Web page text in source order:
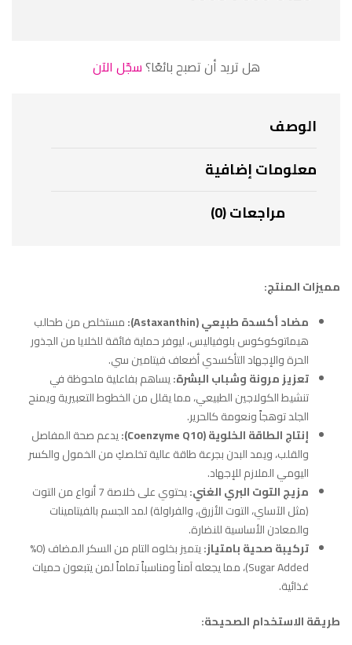
هل تريد أن تصبح بائعًا؟سجّل الآن
الوصف
معلومات إضافية
مراجعات (0)
مميزات المنتج:
مضاد أكسدة طبيعي (Astaxanthin
):مستخلص من طحالب
هيماتوكوكوس بلوفياليس، ليوفر حماية فائقة للخلايا من الجذور
الحرة والإجهاد التأكسدي أضعاف فيتامين سي.
تعزيز مرونة وشباب البشرة:يساهم بفاعلية ملحوظة في
تنشيط الكولاجين الطبيعي، مما يقلل من الخطوط التعبيرية ويمنح
الجلد توهجاً ونعومة كالحرير.
إنتاج الطاقة الخلوية (Coenzyme Q10
):يدعم صحة المفاصل
والقلب، ويمد البدن بجرعة طاقة عالية تخلصكِ من الخمول والكسر
اليومي الملازم للإجهاد.
مزيج التوت البري الغني:
يحتوي على خلاصة 7 أنواع من التوت
(مثل الآساي، التوت الأزرق، والفراولة) لمد الجسم بالفيتامينات
والمعادن الأساسية للنضارة.
تركيبة صحية بامتياز:
يتميز بخلوه التام من السكر المضاف (0%
Sugar Added)، مما يجعله آمناً ومناسباً تماماً لمن يتبعون حميات
غذائية.
طريقة الاستخدام الصحيحة: